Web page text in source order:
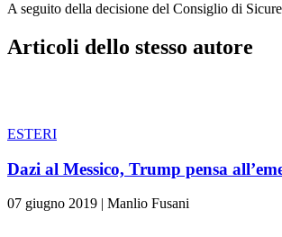
A seguito della decisione del Consiglio di
Articoli dello stesso autore
ESTERI
Dazi al Messico, Trump pensa
07 giugno 2019 | Manlio Fusani